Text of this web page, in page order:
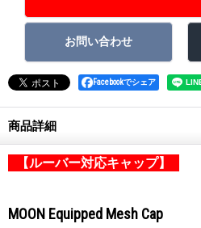
Facebookでシェア
商品詳細
【ルーバー対応キャップ】
MOON Equipped Mesh Cap